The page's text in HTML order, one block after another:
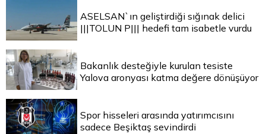
ASELSAN`ın geliştirdiği sığınak delici
|||TOLUN P||| hedefi tam isabetle vurdu
Bakanlık desteğiyle kurulan tesiste
Yalova aronyası katma değere dönüşüyor
Spor hisseleri arasında yatırımcısını
sadece Beşiktaş sevindirdi